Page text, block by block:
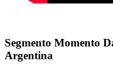
Segmento Momento
Argentina